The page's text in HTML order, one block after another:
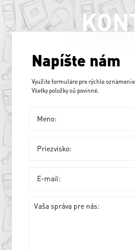
Napíšte nám
Využite formuláre pre rýchle
Všetky položky sú povinné.